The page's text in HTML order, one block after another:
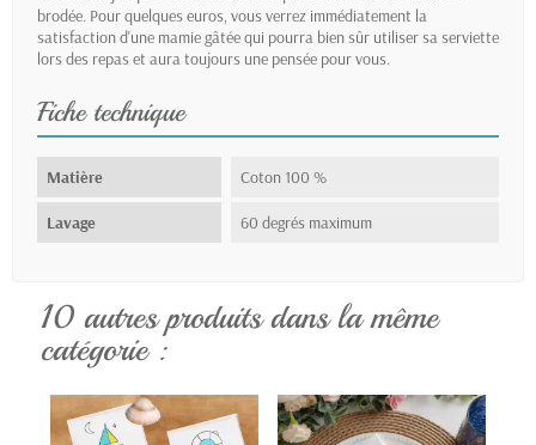
brodée. Pour quelques euros, vous verrez immédiatement la
satisfaction d'une mamie gâtée qui pourra bien sûr utiliser sa serviette
lors des repas et aura toujours une pensée pour vous.
Fiche technique
Matière Coton 100 %
Lavage 60 degrés maximum
10 autres produits dans la même
catégorie :